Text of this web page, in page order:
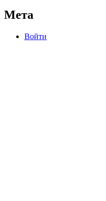
Мета
Войти